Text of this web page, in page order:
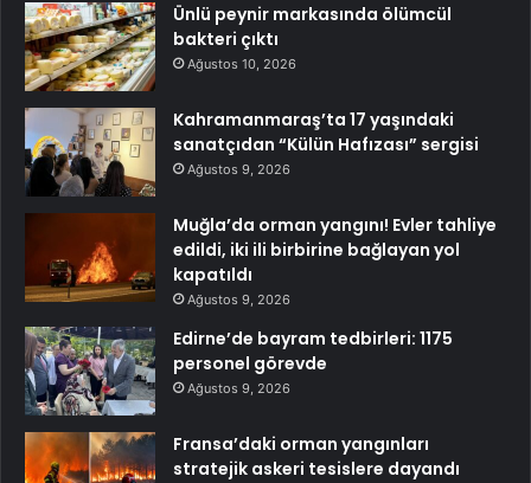
Ünlü peynir markasında ölümcül
bakteri çıktı
Ağustos 10, 2026
Kahramanmaraş’ta 17 yaşındaki
sanatçıdan “Külün Hafızası” sergisi
Ağustos 9, 2026
Muğla’da orman yangını! Evler tahliye
edildi, iki ili birbirine bağlayan yol
kapatıldı
Ağustos 9, 2026
Edirne’de bayram tedbirleri: 1175
personel görevde
Ağustos 9, 2026
Fransa’daki orman yangınları
stratejik askeri tesislere dayandı